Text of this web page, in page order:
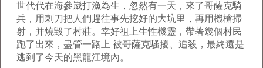
世代代在海參崴打漁為生，忽然有一天，來了哥薩克騎
兵，用刺刀把人們趕往事先挖好的大坑里，再用機槍掃
射，并燒毀了村莊。幸好祖上生性機靈，帶著幾個村民
跑了出來，盡管一路上 被哥薩克騷擾、追殺，最終還是
逃到了今天的黑龍江境內。